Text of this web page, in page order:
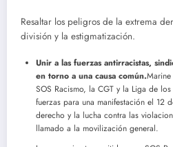
Resaltar los peligros de la extrema
división y la estigmatización.
Unir a las fuerzas antirracistas,
en torno a una causa común.
SOS Racismo, la CGT y la Liga de
fuerzas para una manifestación el 12
derecho y la lucha contra las
llamado a la movilización general.